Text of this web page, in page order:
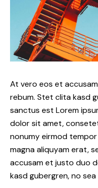
At vero eos et
rebum. Stet clita kasd
sanctus est Lorem
dolor sit amet,
nonumy eirmod
magna aliquyam erat,
accusam et justo duo
kasd gubergren, no